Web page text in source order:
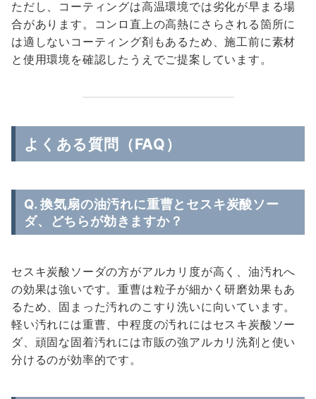
ただし、コーティングは高温環境では劣化が早まる場
合があります。コンロ直上の高熱にさらされる箇所に
は適しないコーティング剤もあるため、施工前に素材
と使用環境を確認したうえでご提案しています。
よくある質問（FAQ）
Q. 換気扇の油汚れに重曹とセスキ炭酸ソー
ダ、どちらが効きますか？
セスキ炭酸ソーダの方がアルカリ度が高く、油汚れへ
の効果は強いです。重曹は粒子が細かく研磨効果もあ
るため、固まった汚れのこすり洗いに向いています。
軽い汚れには重曹、中程度の汚れにはセスキ炭酸ソー
ダ、頑固な固着汚れには市販の強アルカリ洗剤と使い
分けるのが効率的です。